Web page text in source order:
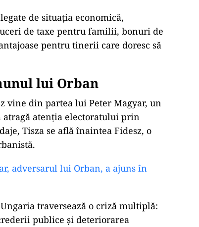
de situația economică,
de taxe pentru familii, bonuri de
pentru tinerii care doresc să
lui Orban
vine din partea lui Peter Magyar, un
atenția electoratului prin
Tisza se află înaintea Fidesz, o
adversarul lui Orban, a ajuns în
traversează o criză multiplă:
publice și deteriorarea